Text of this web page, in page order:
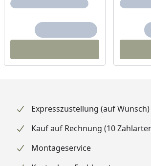
Expresszustellung (auf Wunsch)
Kauf auf Rechnung (10
Montageservice